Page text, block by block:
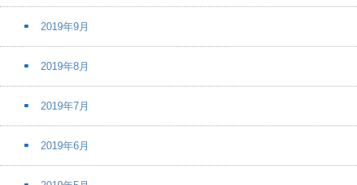
2019年9月
2019年8月
2019年7月
2019年6月